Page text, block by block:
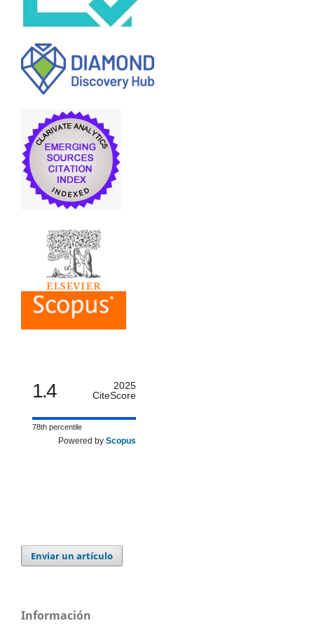
1.4
2025
CiteScore
78th percentile
Powered by Scopus
Enviar un artículo
Información